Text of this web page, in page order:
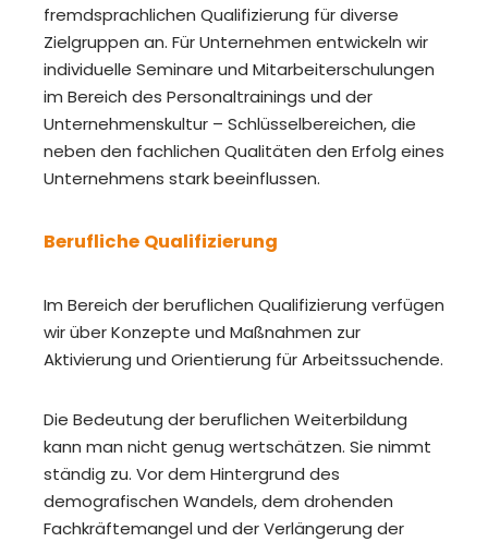
fremdsprachlichen Qualifizierung für diverse
Zielgruppen an. Für Unternehmen entwickeln wir
individuelle Seminare und Mitarbeiterschulungen
im Bereich des Personaltrainings und der
Unternehmenskultur – Schlüsselbereichen, die
neben den fachlichen Qualitäten den Erfolg eines
Unternehmens stark beeinflussen.
Berufliche Qualifizierung
Im Bereich der beruflichen Qualifizierung verfügen
wir über Konzepte und Maßnahmen zur
Aktivierung und Orientierung für Arbeitssuchende.
Die Bedeutung der beruflichen Weiterbildung
kann man nicht genug wertschätzen. Sie nimmt
ständig zu. Vor dem Hintergrund des
demografischen Wandels, dem drohenden
Fachkräftemangel und der Verlängerung der